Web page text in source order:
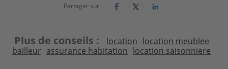
Partager sur
Plus de conseils location location meublee
bailleur assurance habitation location saisonniere